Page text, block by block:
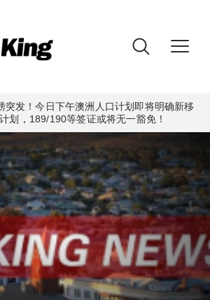
突发！今日下午澳洲人口计划即将明确新移
划，189/190等签证或将无一豁免！